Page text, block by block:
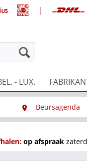
|
- LUX.
Beursagenda
op afspraak